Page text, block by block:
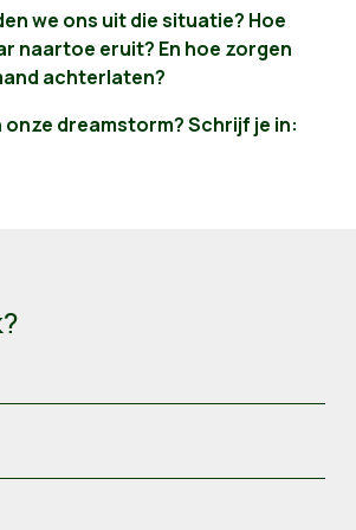
we ons uit die situatie? Hoe
naartoe eruit? En hoe zorgen
achterlaten?
onze dreamstorm? Schrijf je in: